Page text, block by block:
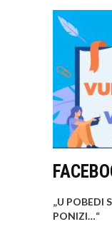
„U POBEDI
PONIZI…“